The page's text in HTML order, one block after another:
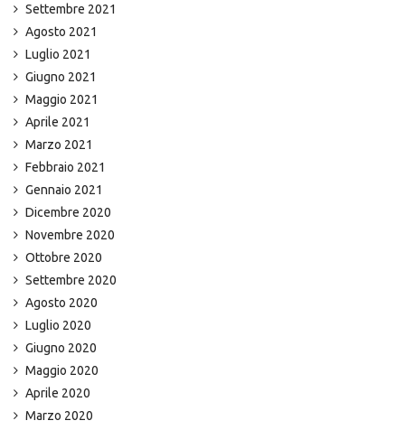
Settembre 2021
Agosto 2021
Luglio 2021
Giugno 2021
Maggio 2021
Aprile 2021
Marzo 2021
Febbraio 2021
Gennaio 2021
Dicembre 2020
Novembre 2020
Ottobre 2020
Settembre 2020
Agosto 2020
Luglio 2020
Giugno 2020
Maggio 2020
Aprile 2020
Marzo 2020